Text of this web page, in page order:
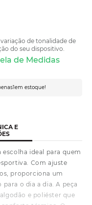
de tonalidade de
do seu dispositivo.
de Medidas
1em estoque!
E
escolha ideal para quem
Com ajuste
proporciona um
o dia a dia. A peça
e poliéster que